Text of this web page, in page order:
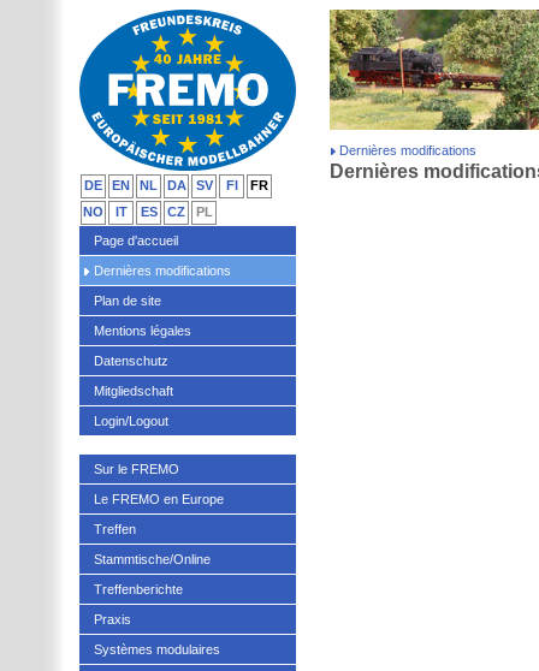
Dernières modifications
Dernières
DE EN NL DA SV FI
FR
NO
IT ES CZ
PL
Page d'accueil
Dernières modifications
Plan de site
Mentions légales
Datenschutz
Mitgliedschaft
Login/Logout
Sur le FREMO
Le FREMO en Europe
Treffen
Stammtische/Online
Treffenberichte
Praxis
Systèmes modulaires